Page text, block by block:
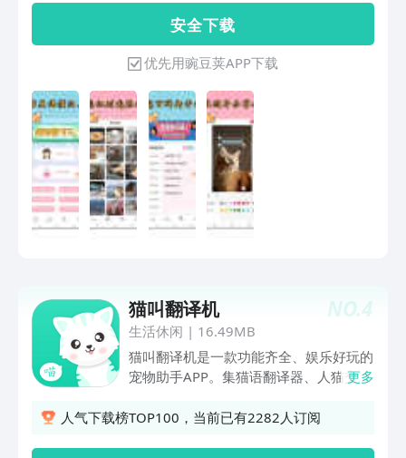
册。还能对萌宠照片进行编辑哦！丰富的
贴纸素材，会话气泡。。让你的爱宠照片
更萌更生动！一键分享到社交平台，让你
的盆友们羡慕羡慕羡慕去吧！3、养宠社
区板块，隆重登场。在这里，你可以跟铲
屎星球的居民们交流探讨各种养宠话题；
发现更多网红好物；宠物喂养、疾病护
理。。更多养宠知识轻易get！马上下
载，立即加入我们的铲屎星球吧！
安 全 下 载
优先用豌豆荚APP下载
NO.4
猫叫翻译机
生活休闲 | 16.49MB
猫叫翻译机是一款功能齐全、娱乐好玩的
宠物助手APP。集猫语翻译器、人猫交流
娱乐为主，尽享品质生活。 【猫叫翻译
更多
人气下载榜TOP100，当前已有2282人订阅